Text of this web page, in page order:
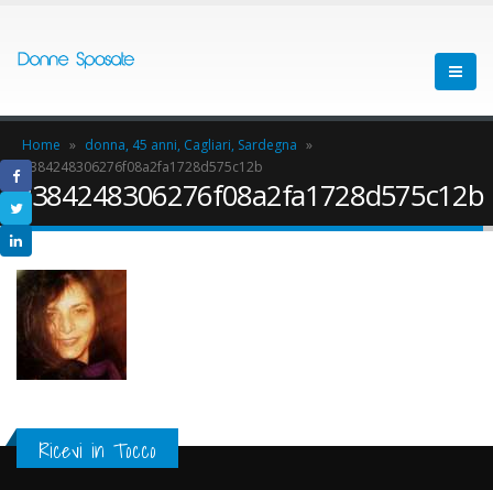
Home » donna, 45 anni, Cagliari, Sardegna »
8384248306276f08a2fa1728d575c12b
8384248306276f08a2fa1728d575c12b
Ricevi in Tocco